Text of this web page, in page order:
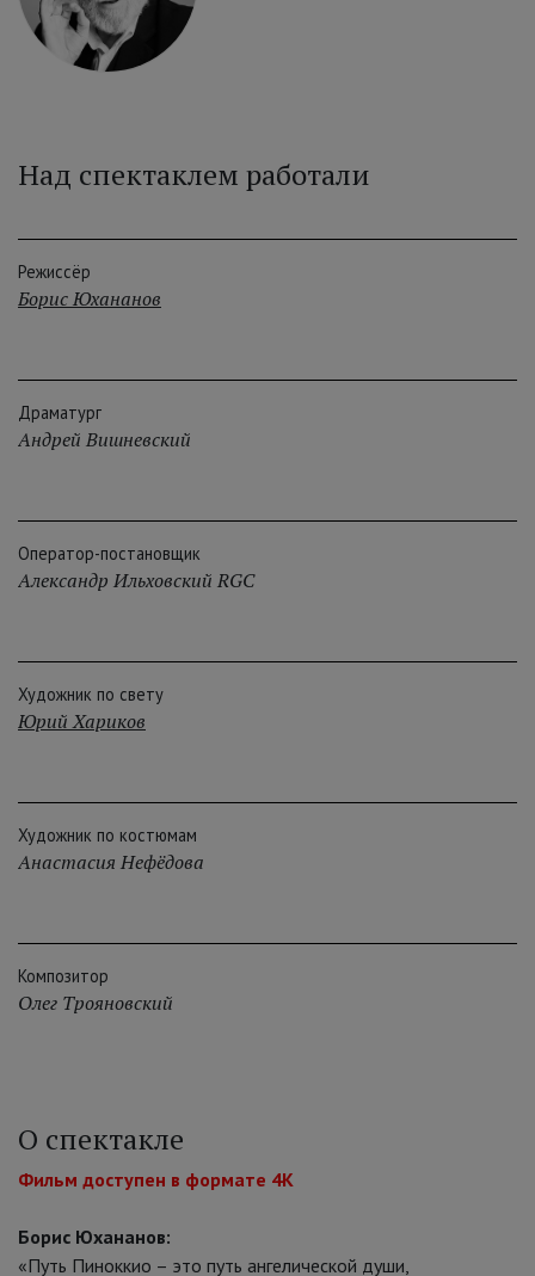
Над спектаклем работали
Режиссёр
Борис Юхананов
Драматург
Андрей Вишневский
Оператор-постановщик
Александр Ильховский RGC
Художник по свету
Юрий Хариков
Художник по костюмам
Анастасия Нефёдова
Композитор
Олег Трояновский
О спектакле
Фильм доступен в формате 4K
Борис Юхананов:
«Путь Пиноккио – это путь ангелической души,